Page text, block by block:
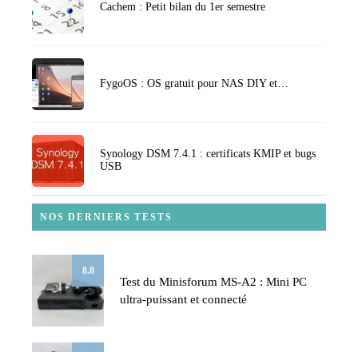
Cachem : Petit bilan du 1er semestre
FygoOS : OS gratuit pour NAS DIY et…
Synology DSM 7.4.1 : certificats KMIP et bugs
USB
NOS DERNIERS TESTS
8.8
Test du Minisforum MS-A2 : Mini PC
ultra-puissant et connecté